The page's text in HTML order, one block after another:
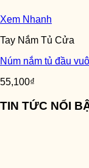
Xem Nhanh
Tay Nắm Tủ Cửa
Núm nắm tủ đầu
55,100₫
TIN TỨC NỔI